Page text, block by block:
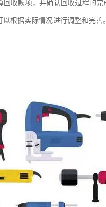
收款项，并确认回收过程的完
根据实际情况进行调整和完善